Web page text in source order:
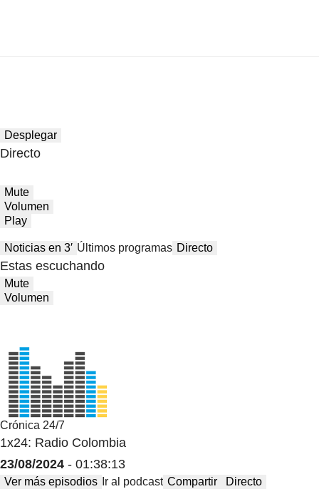
Desplegar
Directo
Mute
Volumen
Play
Noticias en 3′ Últimos programas Directo
Estas escuchando
Mute
Volumen
Crónica 24/7
1x24: Radio Colombia
23/08/2024 - 01:38:13
Ver más episodios Ir al podcast Compartir Directo